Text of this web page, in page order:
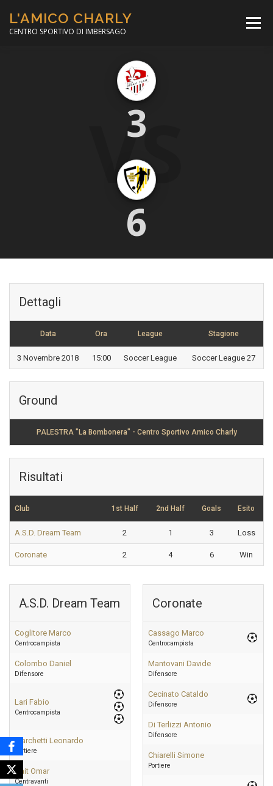
contenuto
L'AMICO CHARLY
CENTRO SPORTIVO DI IMBERSAGO
Menù
CORSO CALCIO A 5
MINIBASKET
VS
3
6
Dettagli
Data Ora League Stagione
3 Novembre 2018 15:00 Soccer League Soccer League 27
Ground
PALESTRA "La Bombonera" - Centro Sportivo Amico Charly
Risultati
Club 1st Half 2nd Half Goals Esito
A.S.D. Dream Team 2 1 3 Loss
Coronate 2 4 6 Win
A.S.D. Dream Team
Coglitore Marco
Centrocampista
Colombo Daniel
Difensore
Lari Fabio
Centrocampista
Marchetti Leonardo
Portiere
Nait Omar
Centravanti
Coronate
Cassago Marco
Centrocampista
Mantovani Davide
Difensore
Cecinato Cataldo
Difensore
Di Terlizzi Antonio
Difensore
Chiarelli Simone
Portiere